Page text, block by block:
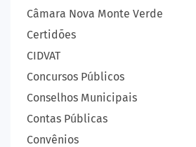
Câmara Nova Monte Verde
Certidões
CIDVAT
Concursos Públicos
Conselhos Municipais
Contas Públicas
Convênios